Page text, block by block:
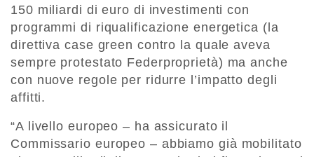
150 miliardi di euro di investimenti con
programmi di riqualificazione energetica (la
direttiva case green contro la quale aveva
sempre protestato Federproprietà) ma anche
con nuove regole per ridurre l’impatto degli
affitti.
“A livello europeo – ha assicurato il
Commissario europeo – abbiamo già mobilitato